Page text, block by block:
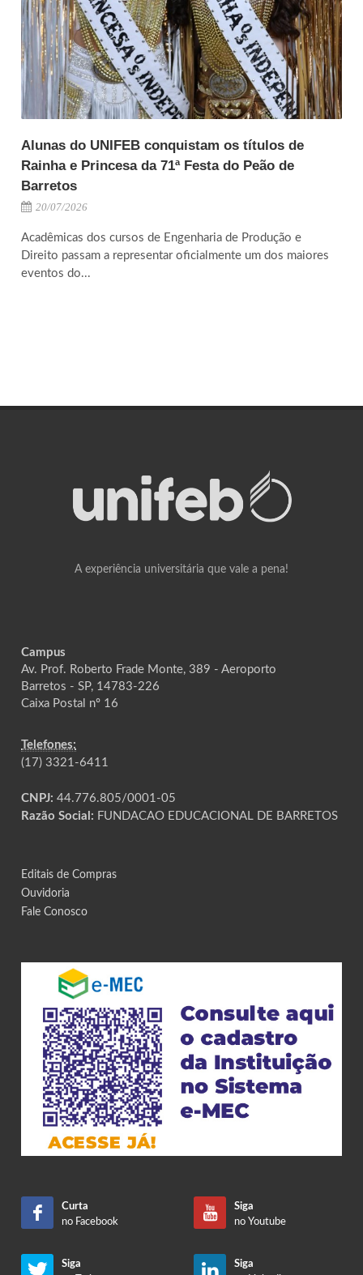
Alunas do UNIFEB conquistam os títulos de
Rainha e Princesa da 71ª Festa do Peão de
Barretos
20/07/2026
Acadêmicas dos cursos de Engenharia de Produção e
Direito passam a representar oficialmente um dos maiores
eventos do...
A experiência universitária que vale a pena!
Campus
Av. Prof. Roberto Frade Monte, 389 - Aeroporto
Barretos - SP, 14783-226
Caixa Postal nº 16
Telefones:
(17) 3321-6411
CNPJ: 44.776.805/0001-05
Razão Social: FUNDACAO EDUCACIONAL DE BARRETOS
Editais de Compras
Ouvidoria
Fale Conosco
Curta
no Facebook
Siga
no Youtube
Siga
Siga